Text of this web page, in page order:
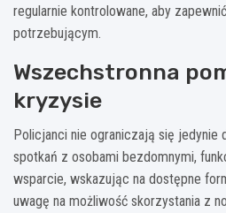
regularnie kontrolowane, aby
potrzebującym.
Wszechstronna
kryzysie
Policjanci nie ograniczają się jedynie
spotkań z osobami bezdomnymi,
wsparcie, wskazując na dostępne
uwagę na możliwość skorzystania z